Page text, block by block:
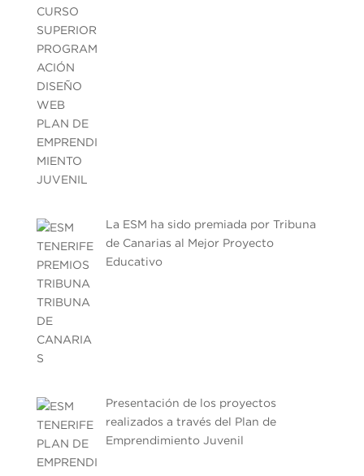
La ESM ha sido premiada por Tribuna
de Canarias al Mejor Proyecto
Educativo
Presentación de los proyectos
realizados a través del Plan de
Emprendimiento Juvenil